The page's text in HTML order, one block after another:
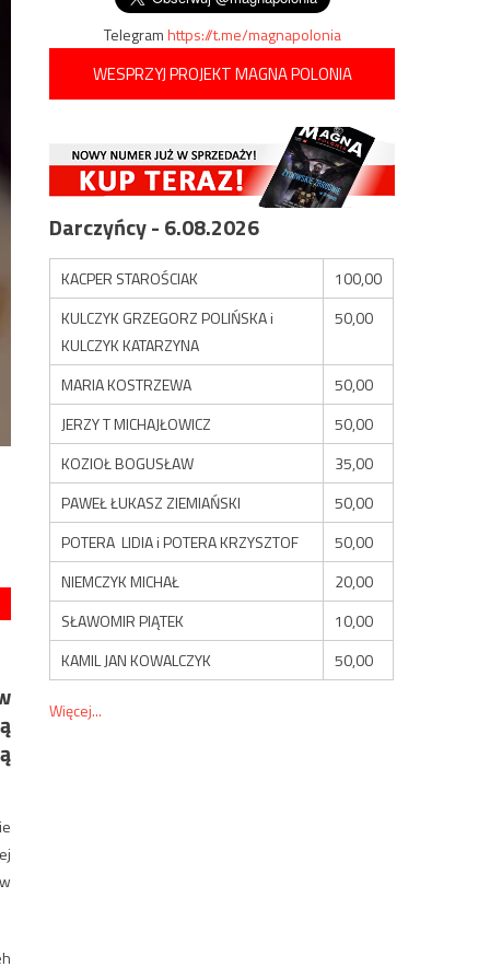
Telegramhttps://t.me/magnapolonia
WESPRZYJ PROJEKT MAGNA POLONIA
Darczyńcy - 6.08.2026
KACPER STAROŚCIAK
100,00
KULCZYK GRZEGORZ POLIŃSKA i
KULCZYK KATARZYNA
50,00
MARIA KOSTRZEWA
50,00
JERZY T MICHAJŁOWICZ
50,00
KOZIOŁ BOGUSŁAW
35,00
PAWEŁ ŁUKASZ ZIEMIAŃSKI
50,00
POTERA LIDIA i POTERA KRZYSZTOF
50,00
NIEMCZYK MICHAŁ
20,00
SŁAWOMIR PIĄTEK
10,00
KAMIL JAN KOWALCZYK
50,00
Więcej...